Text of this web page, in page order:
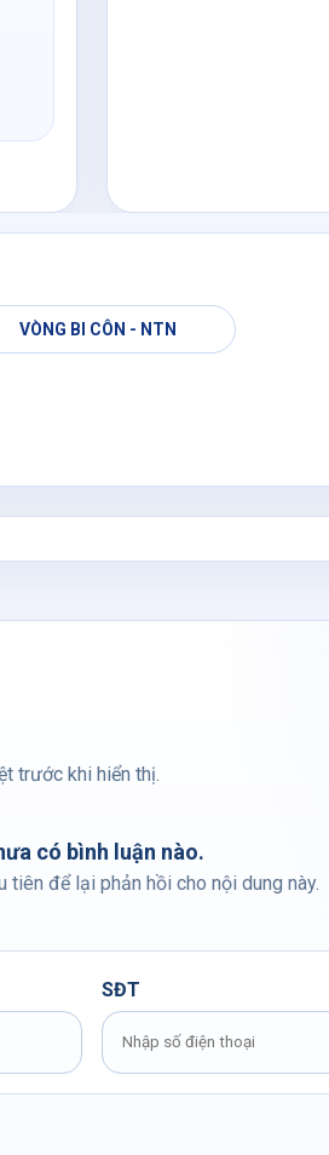
VÒNG BI CÔN - NTN
trước khi hiển thị.
có bình luận nào.
tiên để lại phản hồi cho nội dung này.
SĐT